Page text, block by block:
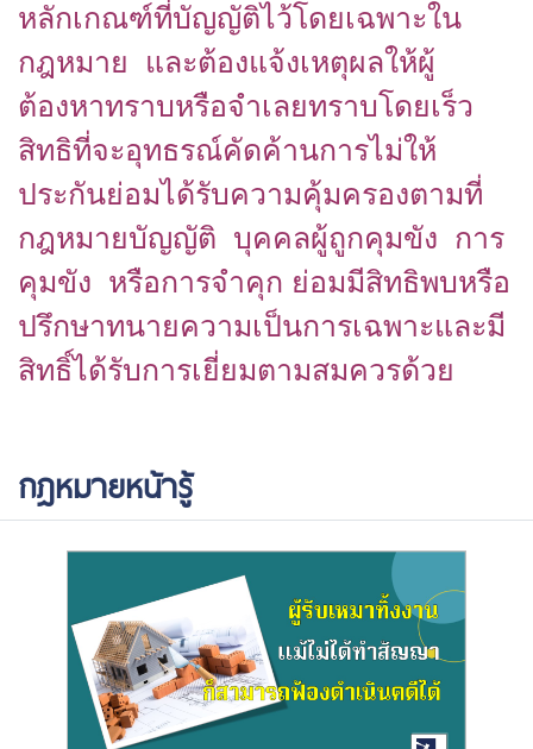
หลักเกณฑ์ที่บัญญัติไว้โดยเฉพาะใน
กฎหมาย และต้องแจ้งเหตุผลให้ผู้
ต้องหาทราบหรือจำเลยทราบโดยเร็ว
สิทธิที่จะอุทธรณ์คัดค้านการไม่ให้
ประกันย่อมได้รับความคุ้มครองตามที่
กฎหมายบัญญัติ บุคคลผู้ถูกคุมขัง การ
คุมขัง หรือการจำคุก ย่อมมีสิทธิพบหรือ
ปรึกษาทนายความเป็นการเฉพาะและมี
สิทธิ์ได้รับการเยี่ยมตามสมควรด้วย
กฎหมายหน้ารู้